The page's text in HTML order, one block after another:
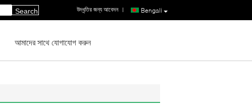
Bengali
উদ্ধৃতির জন্য আবেদন |
Search
আমাদের সাথে যোগাযোগ করুন